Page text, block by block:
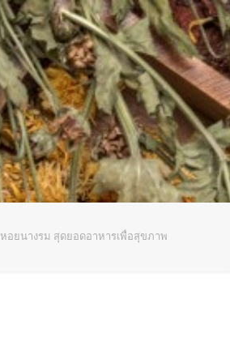
หอยนางรม สุดยอดอาหารเพื่อสุขภาพ